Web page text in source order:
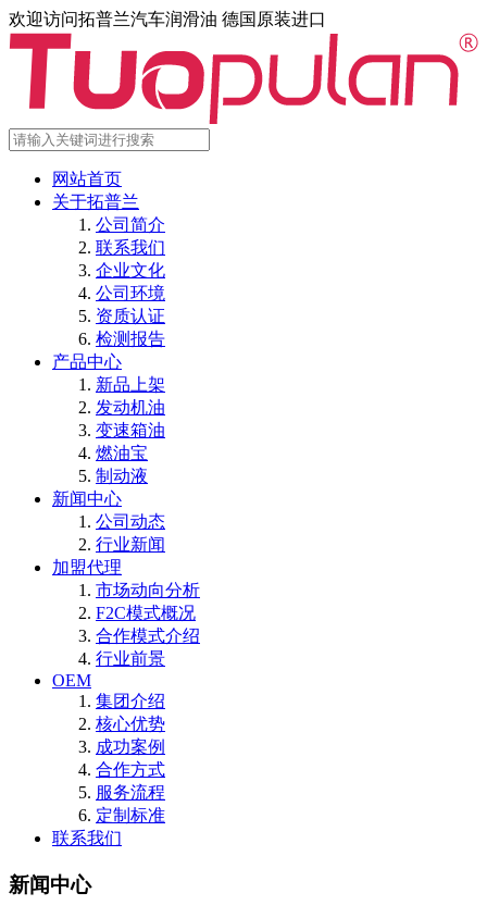
欢迎访问拓普兰汽车润滑油 德国原装进口
网站首页
关于拓普兰
公司简介
联系我们
企业文化
公司环境
资质认证
检测报告
产品中心
新品上架
发动机油
变速箱油
燃油宝
制动液
新闻中心
公司动态
行业新闻
加盟代理
市场动向分析
F2C模式概况
合作模式介绍
行业前景
OEM
集团介绍
核心优势
成功案例
合作方式
服务流程
定制标准
联系我们
新闻中心